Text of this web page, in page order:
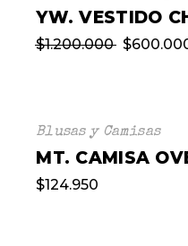
YW. VESTIDO
$1.200.000 $
Blusas y Camisas
MT. CAMISA
$124.950